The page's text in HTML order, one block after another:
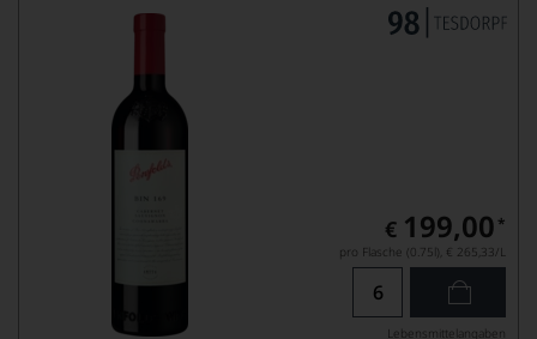
€ 199,00 *
pro Flasche (0.75l), € 265,33/L
Lebensmittel­angaben